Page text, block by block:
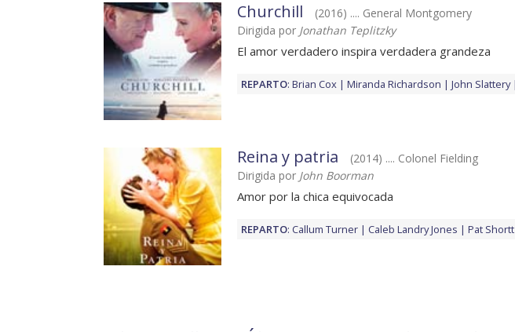
Churchill
(2016) .... General Montgomery
Dirigida por Jonathan Teplitzky
El amor verdadero inspira verdadera grandeza
REPARTO: Brian Cox Miranda Richardson John Slattery
Reina y patria
(2014) .... Colonel Fielding
Dirigida por John Boorman
Amor por la chica equivocada
REPARTO: Callum Turner Caleb Landry Jones Pat Shortt